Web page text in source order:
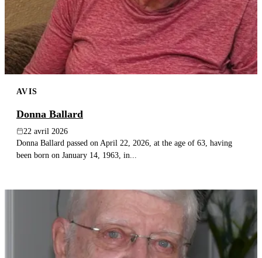
AVIS
Donna Ballard
22 avril 2026
Donna Ballard passed on April 22, 2026, at the age of 63, having
been born on January 14, 1963, in...